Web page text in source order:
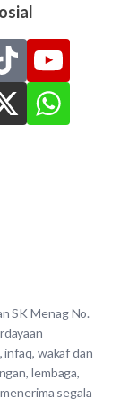
SK Menag No.
infaq, wakaf dan
lembaga,
segala